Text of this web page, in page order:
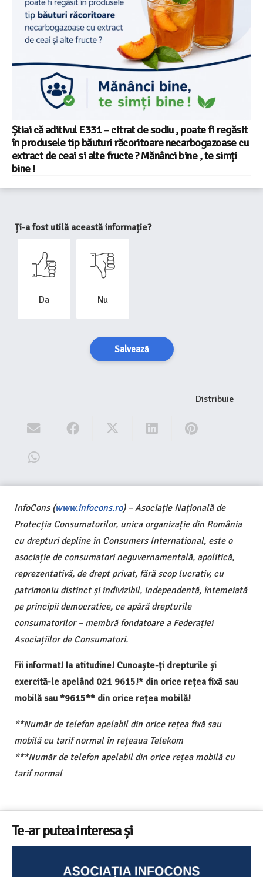
Știai că aditivul E331 – citrat de sodiu , poate fi regăsit
în produsele tip băuturi răcoritoare necarbogazoase cu
extract de ceai si alte fructe ? Mănânci bine , te simți
bine !
Ți-a fost utilă această informație?
Da Nu
Salvează
Distribuie
InfoCons (www.infocons.ro) – Asociație Națională de
Protecția Consumatorilor, unica organizație din România
cu drepturi depline în Consumers International, este o
asociație de consumatori neguvernamentală, apolitică,
reprezentativă, de drept privat, fără scop lucrativ, cu
patrimoniu distinct și indivizibil, independentă, întemeiată
pe principii democratice, ce apără drepturile
consumatorilor – membră fondatoare a Federației
Asociațiilor de Consumatori.
Fii informat! Ia atitudine! Cunoaște-ți drepturile și
exercită-le apelând 021 9615!* din orice rețea fixă sau
mobilă sau *9615** din orice rețea mobilă!
**Număr de telefon apelabil din orice rețea fixă sau
mobilă cu tarif normal în rețeaua Telekom
***Număr de telefon apelabil din orice rețea mobilă cu
tarif normal
Te-ar putea interesa și